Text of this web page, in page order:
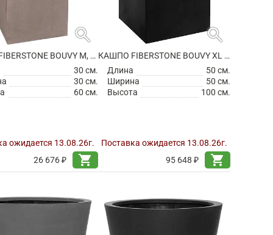
search
КАШПО FIBERSTONE BOUVY M, TAUPE
30 см.
30 см.
60 см.
ожидается 13.08.26г.
26 676 ₽
shopping_cart
search
КАШПО FIBERSTONE BOUVY XL BLACK
Длина
50 см.
Ширина
50 см.
Высота
100 см.
Поставка ожидается 13.08.26г.
95 648 ₽
shopping_cart